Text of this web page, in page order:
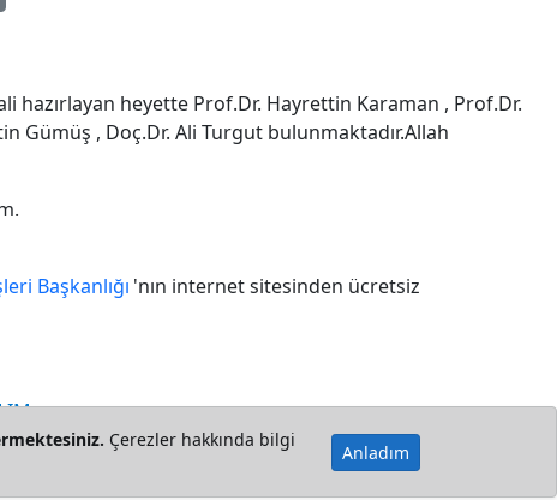
hazırlayan heyette Prof.Dr. Hayrettin Karaman , Prof.Dr.
Gümüş , Doç.Dr. Ali Turgut bulunmaktadır.Allah
Başkanlığı 'nın internet sitesinden ücretsiz
Çerezler hakkında bilgi
Anladım